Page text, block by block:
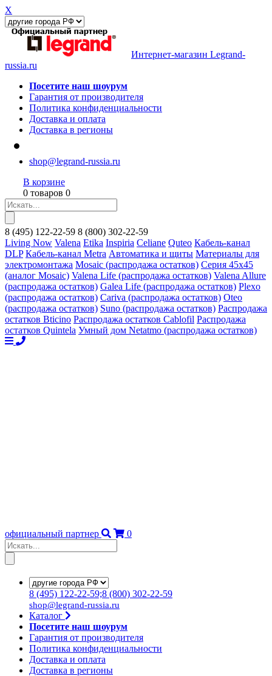
X
Интернет-магазин Legrand-
russia.ru
Посетите наш шоурум
Гарантия от производителя
Политика конфиденциальности
Доставка и оплата
Доставка в регионы
shop@legrand-russia.ru
В корзине
0 товаров 0
8 (495) 122-22-59 8 (800) 302-22-59
Living Now Valena Etika Inspiria Celiane Quteo Кабель-канал
DLP Кабель-канал Metra Автоматика и щиты Материалы для
электромонтажа Mosaic (распродажа остатков) Серия 45х45
(аналог Mosaic) Valena Life (распродажа остатков) Valena Allure
(распродажа остатков) Galea Life (распродажа остатков) Plexo
(распродажа остатков) Cariva (распродажа остатков) Oteo
(распродажа остатков) Suno (распродажа остатков) Распродажа
остатков Bticino Распродажа остатков Cablofil Распродажа
остатков Quintela Умный дом Netatmo (распродажа остатков)
официальный партнер 0
8 (495) 122-22-59;8 (800) 302-22-59
shop@legrand-russia.ru
Каталог
Посетите наш шоурум
Гарантия от производителя
Политика конфиденциальности
Доставка и оплата
Доставка в регионы